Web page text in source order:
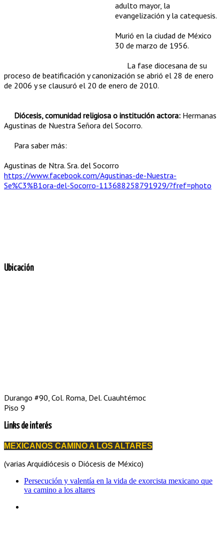
adulto mayor, la
evangelización y la catequesis.
Murió en la ciudad de México
30 de marzo de 1956.
La fase diocesana de su
proceso de beatificación y canonización se abrió el 28 de enero
de 2006 y se clausuró el 20 de enero de 2010.
Diócesis, comunidad religiosa o institución actora: Hermanas
Agustinas de Nuestra Señora del Socorro.
Para saber más:
Agustinas de Ntra. Sra. del Socorro
https://www.facebook.com/Agustinas-de-Nuestra-
Se%C3%B1ora-del-Socorro-113688258791929/?fref=photo
Ubicación
Durango #90, Col. Roma, Del. Cuauhtémoc
Piso 9
Links de interés
MEXICANOS CAMINO A LOS ALTARES
(varias Arquidiócesis o Diócesis de México)
Persecución y valentía en la vida de exorcista mexicano que
va camino a los altares